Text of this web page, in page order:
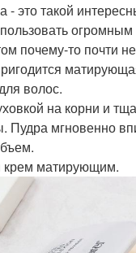
это такой
огромным
почему-то почти
волос.
на корни и
Пудра мгновенно
крем матирующим.